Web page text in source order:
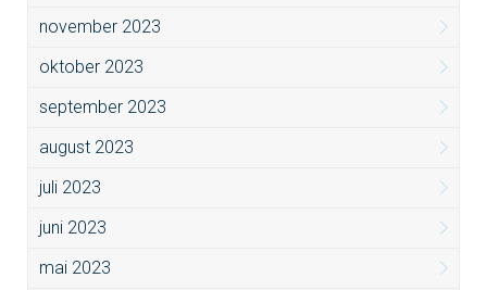
november 2023
oktober 2023
september 2023
august 2023
juli 2023
juni 2023
mai 2023